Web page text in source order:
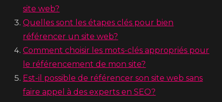
site web?
Quelles sont les étapes clés pour bien
référencer un site web?
Comment choisir les mots-clés appropriés pour
le référencement de mon site?
Est-il possible de référencer son site web sans
faire appel à des experts en SEO?